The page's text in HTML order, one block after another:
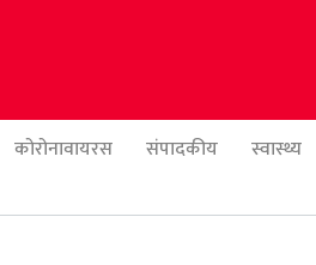
कोरोनावायरस संपादकीय स्वास्थ्य